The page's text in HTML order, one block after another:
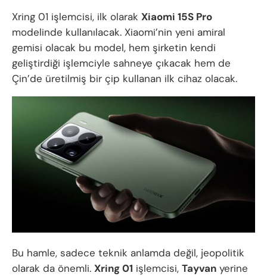
Xring 01 işlemcisi, ilk olarak Xiaomi 15S Pro
modelinde kullanılacak. Xiaomi’nin yeni amiral
gemisi olacak bu model, hem şirketin kendi
geliştirdiği işlemciyle sahneye çıkacak hem de
Çin’de üretilmiş bir çip kullanan ilk cihaz olacak.
Bu hamle, sadece teknik anlamda değil, jeopolitik
olarak da önemli. Xring 01 işlemcisi, Tayvan yerine